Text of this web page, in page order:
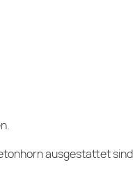
ausgestattet